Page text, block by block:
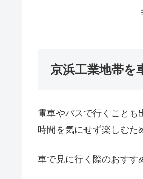
京浜工業地帯を
電車やバスで行くことも
時間を気にせず楽しむた
車で見に行く際のおすす